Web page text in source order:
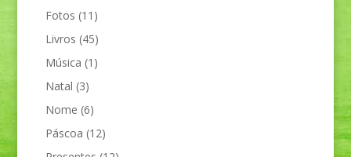
Fotos (11)
Livros (45)
Música (1)
Natal (3)
Nome (6)
Páscoa (12)